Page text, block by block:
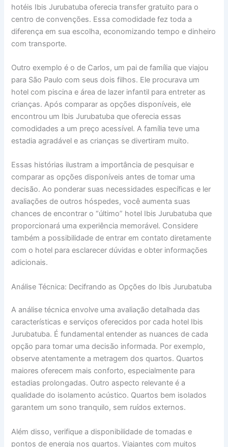
hotéis Ibis Jurubatuba oferecia transfer gratuito para o
centro de convenções. Essa comodidade fez toda a
diferença em sua escolha, economizando tempo e dinheiro
com transporte.
Outro exemplo é o de Carlos, um pai de família que viajou
para São Paulo com seus dois filhos. Ele procurava um
hotel com piscina e área de lazer infantil para entreter as
crianças. Após comparar as opções disponíveis, ele
encontrou um Ibis Jurubatuba que oferecia essas
comodidades a um preço acessível. A família teve uma
estadia agradável e as crianças se divertiram muito.
Essas histórias ilustram a importância de pesquisar e
comparar as opções disponíveis antes de tomar uma
decisão. Ao ponderar suas necessidades específicas e ler
avaliações de outros hóspedes, você aumenta suas
chances de encontrar o “último” hotel Ibis Jurubatuba que
proporcionará uma experiência memorável. Considere
também a possibilidade de entrar em contato diretamente
com o hotel para esclarecer dúvidas e obter informações
adicionais.
Análise Técnica: Decifrando as Opções do Ibis Jurubatuba
A análise técnica envolve uma avaliação detalhada das
características e serviços oferecidos por cada hotel Ibis
Jurubatuba. É fundamental entender as nuances de cada
opção para tomar uma decisão informada. Por exemplo,
observe atentamente a metragem dos quartos. Quartos
maiores oferecem mais conforto, especialmente para
estadias prolongadas. Outro aspecto relevante é a
qualidade do isolamento acústico. Quartos bem isolados
garantem um sono tranquilo, sem ruídos externos.
Além disso, verifique a disponibilidade de tomadas e
pontos de energia nos quartos. Viajantes com muitos